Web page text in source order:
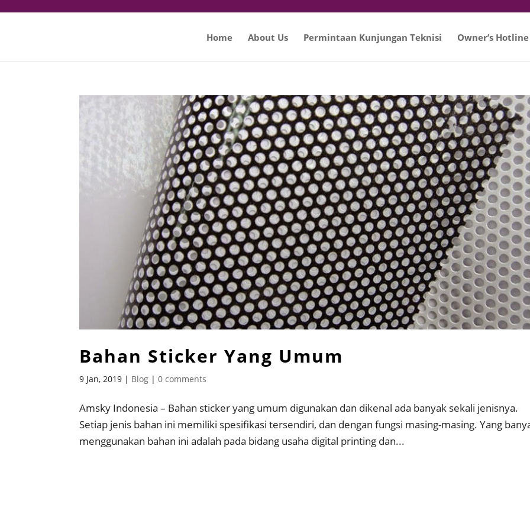
Home About Us Permintaan Kunjungan Teknisi Owner’s Hotline
Bahan Sticker Yang Umum
9 Jan, 2019 | Blog |0 comments
Amsky Indonesia – Bahan sticker yang umum digunakan dan dikenal ada banyak sekali jenisnya.
Setiap jenis bahan ini memiliki spesifikasi tersendiri, dan dengan fungsi masing-masing. Yang
menggunakan bahan ini adalah pada bidang usaha digital printing dan...